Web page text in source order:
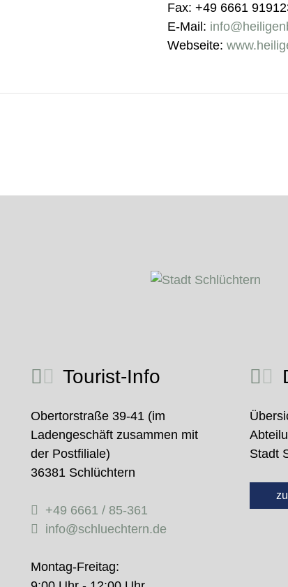
Fax: +49 6661
E-Mail:
Webseite:
Tourist-Info
Obertorstraße 39-41 (im
Ladengeschäft zusammen mit
der Postfiliale)
36381 Schlüchtern
+49 6661 / 85-361
info@schluechtern.de
Montag-Freitag:
Stadt